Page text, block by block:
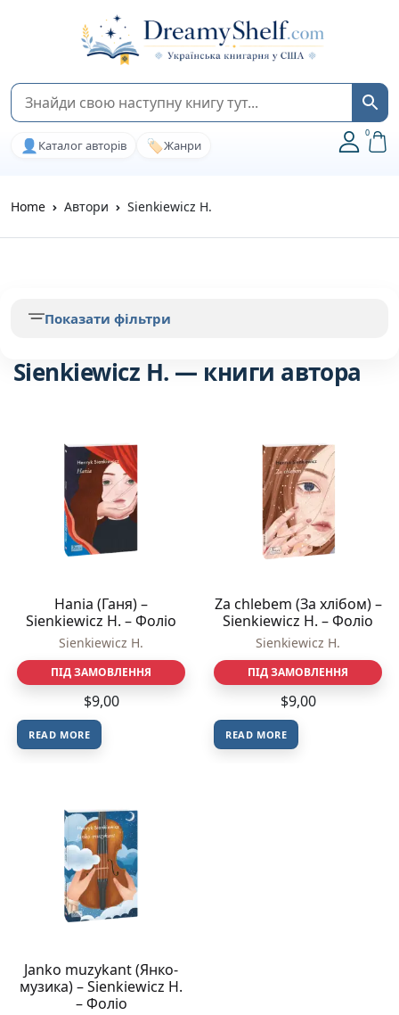
👤 Каталог авторів 🏷️Жанри
0
Home Автори Sienkiewicz H.
Sienkiewicz H. — книги автора
Hania (Ганя) –
Sienkiewicz H. – Фоліо
Sienkiewicz H.
ПІД ЗАМОВЛЕННЯ
$9,00
READ MORE
Za chlebem (За хлібом) –
Sienkiewicz H. – Фоліо
Sienkiewicz H.
ПІД ЗАМОВЛЕННЯ
$9,00
READ MORE
Janko muzykant (Янко-
музика) – Sienkiewicz H.
– Фоліо
Показати фільтри